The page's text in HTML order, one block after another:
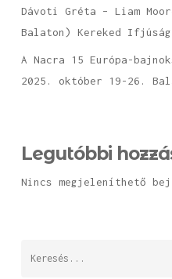
Dávoti Gréta – Liam
Balaton) Kereked
A Nacra 15 Európa-
2025. október 19-26.
Legutóbbi
Nincs megjeleníthető